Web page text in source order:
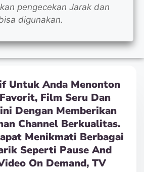
pengecekan Jarak dan
digunakan.
Untuk Anda Menonton
Film Seru Dan
Dengan Memberikan
Channel Berkualitas.
Menikmati Berbagai
Seperti Pause And
On Demand, TV